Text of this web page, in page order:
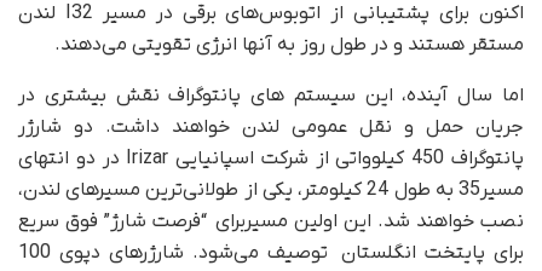
اکنون برای پشتیبانی از اتوبوس‌های برقی در مسیر I32 لندن
مستقر هستند و در طول روز به آنها انرژی تقویتی می‌دهند.
اما سال آینده، این سیستم های پانتوگراف نقش بیشتری در
جریان حمل و نقل عمومی لندن خواهند داشت. دو شارژر
پانتوگراف 450 کیلوواتی از شرکت اسپانیایی Irizar در دو انتهای
مسیر35 به طول 24 کیلومتر، یکی از طولانی‌ترین مسیرهای لندن،
نصب خواهند شد. این اولین مسیربرای “فرصت شارژ” فوق سریع
برای پایتخت انگلستان توصیف می‌شود. شارژرهای دپوی 100